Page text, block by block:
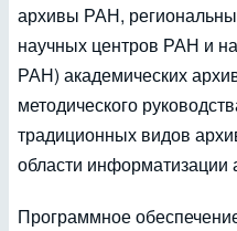
архивы РАН,
научных центров РАН и
РАН) академических
методического
традиционных видов
области информатизации
Программное